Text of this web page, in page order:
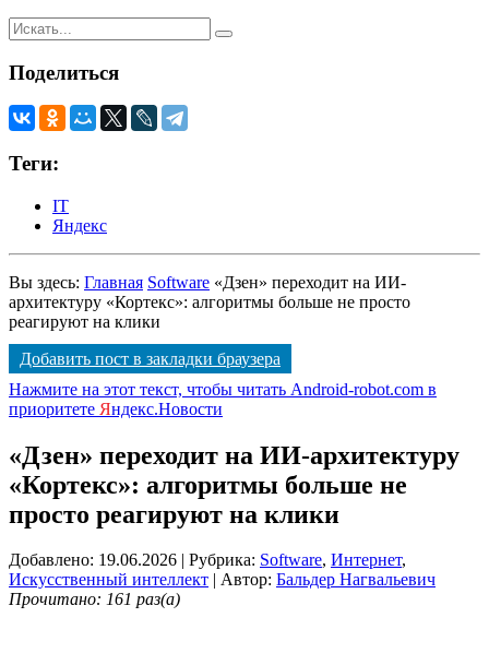
Поделиться
Теги:
IT
Яндекс
Вы здесь: Главная Software «Дзен» переходит на ИИ-
архитектуру «Кортекс»: алгоритмы больше не просто
реагируют на клики
Добавить пост в закладки браузера
Нажмите на этот текст, чтобы читать Android-robot.com в
приоритете Яндекс.Новости
«Дзен» переходит на ИИ-архитектуру
«Кортекс»: алгоритмы больше не
просто реагируют на клики
Добавлено: 19.06.2026 | Рубрика: Software, Интернет,
Искусственный интеллект | Автор: Бальдер Нагвальевич
Прочитано: 161 раз(а)